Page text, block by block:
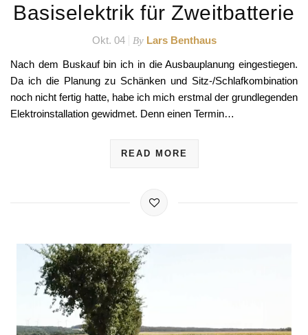
Basiselektrik für Zweitbatterie
Okt. 04 By Lars Benthaus
Nach dem Buskauf bin ich in die Ausbauplanung eingestiegen.
Da ich die Planung zu Schänken und Sitz-/Schlafkombination
noch nicht fertig hatte, habe ich mich erstmal der grundlegenden
Elektroinstallation gewidmet. Denn einen Termin…
READ MORE